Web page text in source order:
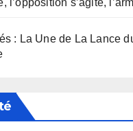
l’opposition s’agite,
: La Une de La Lance